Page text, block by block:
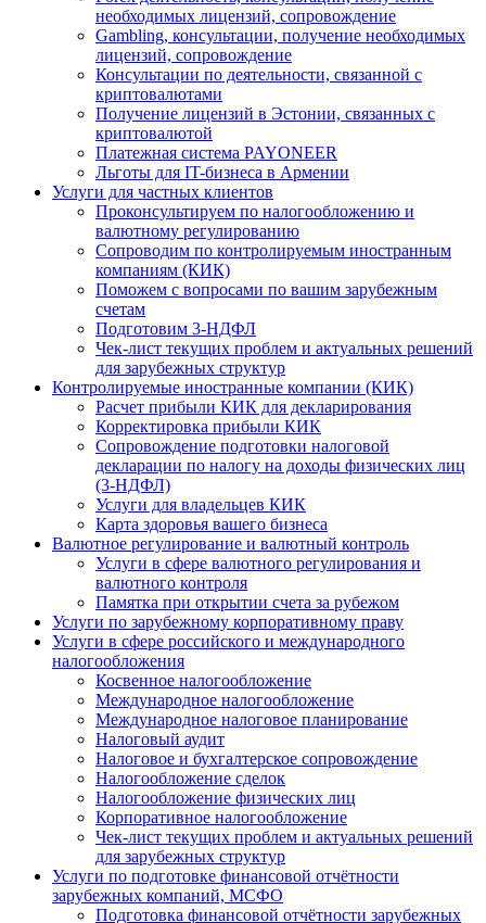
необходимых лицензий, сопровождение
Gambling, консультации, получение необходимых
лицензий, сопровождение
Консультации по деятельности, связанной с
криптовалютами
Получение лицензий в Эстонии, связанных с
криптовалютой
Платежная система PAYONEER
Льготы для IT-бизнеса в Армении
Услуги для частных клиентов
Проконсультируем по налогообложению и
валютному регулированию
Сопроводим по контролируемым иностранным
компаниям (КИК)
Поможем с вопросами по вашим зарубежным
счетам
Подготовим 3-НДФЛ
Чек-лист текущих проблем и актуальных решений
для зарубежных структур
Контролируемые иностранные компании (КИК)
Расчет прибыли КИК для декларирования
Корректировка прибыли КИК
Сопровождение подготовки налоговой
декларации по налогу на доходы физических лиц
(3-НДФЛ)
Услуги для владельцев КИК
Карта здоровья вашего бизнеса
Валютное регулирование и валютный контроль
Услуги в сфере валютного регулирования и
валютного контроля
Памятка при открытии счета за рубежом
Услуги по зарубежному корпоративному праву
Услуги в сфере российского и международного
налогообложения
Косвенное налогообложение
Международное налогообложение
Международное налоговое планирование
Налоговый аудит
Налоговое и бухгалтерское сопровождение
Налогообложение сделок
Налогообложение физических лиц
Корпоративное налогообложение
Чек-лист текущих проблем и актуальных решений
для зарубежных структур
Услуги по подготовке финансовой отчётности
зарубежных компаний, МСФО
Подготовка финансовой отчётности зарубежных